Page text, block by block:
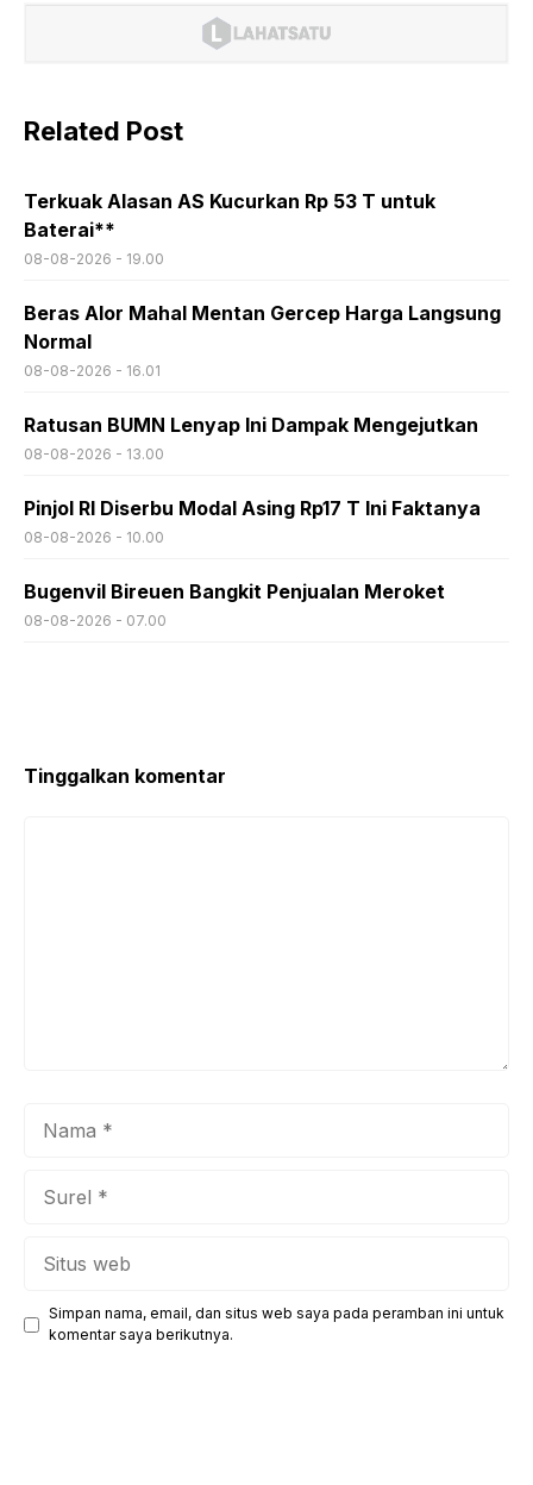
Related Post
Terkuak Alasan AS Kucurkan Rp 53 T untuk
Baterai**
08-08-2026 - 19.00
Beras Alor Mahal Mentan Gercep Harga Langsung
Normal
08-08-2026 - 16.01
Ratusan BUMN Lenyap Ini Dampak Mengejutkan
08-08-2026 - 13.00
Pinjol RI Diserbu Modal Asing Rp17 T Ini Faktanya
08-08-2026 - 10.00
Bugenvil Bireuen Bangkit Penjualan Meroket
08-08-2026 - 07.00
Tinggalkan komentar
Simpan nama, email, dan situs web saya pada peramban ini untuk
komentar saya berikutnya.